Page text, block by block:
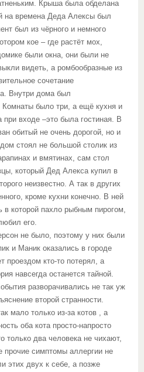
Крыша была обделана
времена Деда Алексы был
был из чёрного и немного
кое – где растёт мох,
были окна, они были не
видеть, а ромбообразные из
сочетание
Внутри дома был
Комнаты было три, а ещё кухня и
входе –это была гостиная. В
обитый не очень дорогой, но и
стоял не большой столик из
и вмятинах, сам стол
который Дед Алекса купил в
неизвестно. А так в других
кроме кухни конечно. В ней
которой пахло рыбным пирогом,
его.
не было, поэтому у них были
и Маник оказались в городе
проездом кто-то потерял, а
навсегда останется тайной.
разворачивались не так уж
второй странности.
мало только из-за котов , а
оба кота просто-напросто
только два человека не чихают,
прочие симптомы аллергии не
этих двух к себе, а позже